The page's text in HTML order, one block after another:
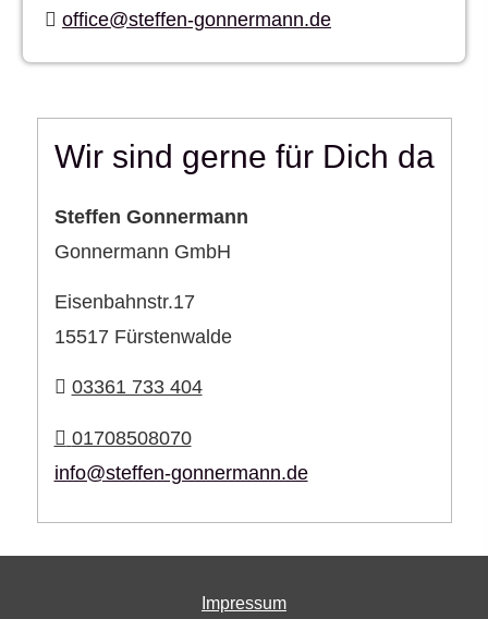
office@steffen-gonnermann.de
Wir sind gerne für Dich da
Steffen Gonnermann
Gonnermann GmbH
Eisenbahnstr.17
15517 Fürstenwalde
03361 733 404
01708508070
info@steffen-gonnermann.de
Impressum